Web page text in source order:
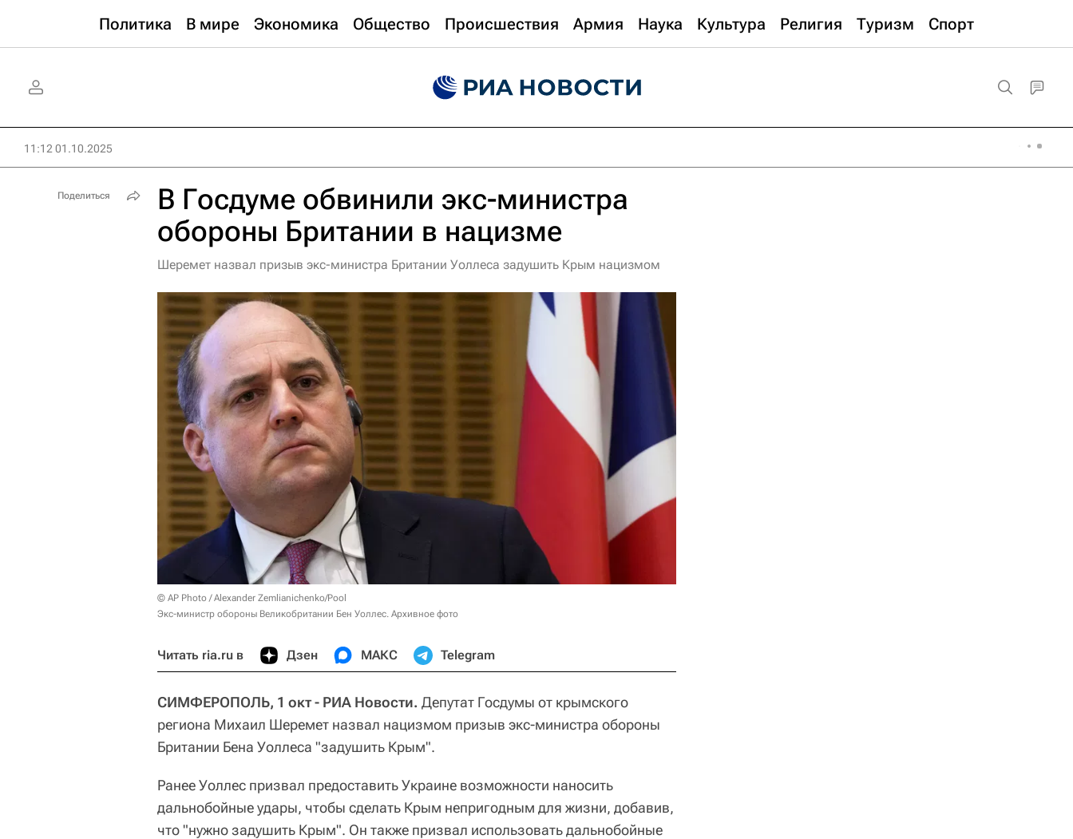
Политика В мире Экономика Общество Происшествия Армия Наука Культура Религия Туризм Спорт
11:12 01.10.2025
В Госдуме обвинили экс-министра
обороны Британии в нацизме
Шеремет назвал призыв экс-министра Британии Уоллеса задушить Крым нацизмом
© AP Photo / Alexander Zemlianichenko/Pool
Экс-министр обороны Великобритании Бен Уоллес. Архивное фото
Читать ria.ru в Дзен МАКС Telegram
СИМФЕРОПОЛЬ, 1 окт - РИА Новости. Депутат Госдумы от крымского
региона Михаил Шеремет назвал нацизмом призыв экс-министра обороны
Британии Бена Уоллеса "задушить Крым".
Ранее Уоллес призвал предоставить Украине возможности наносить
дальнобойные удары, чтобы сделать Крым непригодным для жизни, добавив,
что "нужно задушить Крым". Он также призвал использовать дальнобойные
Поделиться